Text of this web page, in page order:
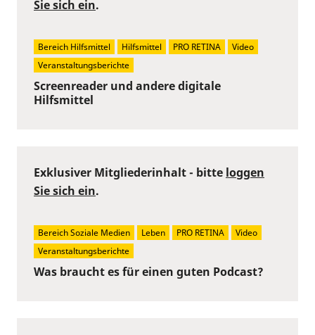
Screenreader und andere digitale
Hilfsmittel
Sie sich ein.
Bereich Hilfsmittel Hilfsmittel PRO RETINA
Video
Veranstaltungsberichte
Was braucht es für einen guten Podcast?
Exklusiver Mitgliederinhalt - bitte loggen
Sie sich ein.
Bereich Soziale Medien Leben PRO RETINA
Video
Veranstaltungsberichte